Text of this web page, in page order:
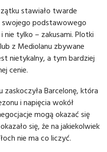
stawiało twarde
swojego podstawowego
tylko – zakusami. Plotki
z Mediolanu zbywane
nietykalny, a tym bardziej
cenie.
Barcelonę, która
i napięcia wokół
mogą okazać się
się, że na jakiekolwiek
nie ma co liczyć.